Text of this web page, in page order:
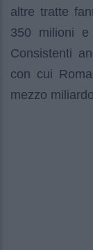
altre tratte
350 milioni e
Consistenti
con cui
mezzo